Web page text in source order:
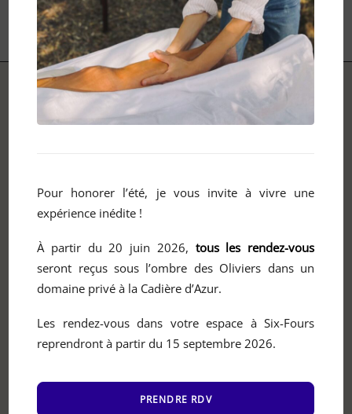
lien parent-enfant dans ces délicieux premiers
instants.
Ces pauses douceurs sont conçues pour vous
permettre de célébrer ce grand passage de Vie. Elles
contribuent à augmenter sa confiance et franchir les
étapes avec sérénité.
Pour honorer l’été, je vous invite à vivre une
expérience inédite !
À partir du 20 juin 2026, tous les rendez-vous
seront reçus sous l’ombre des Oliviers dans un
domaine privé à la Cadière d’Azur.
Les rendez-vous dans votre espace à Six-Fours
reprendront à partir du 15 septembre 2026.
PRENDRE RDV